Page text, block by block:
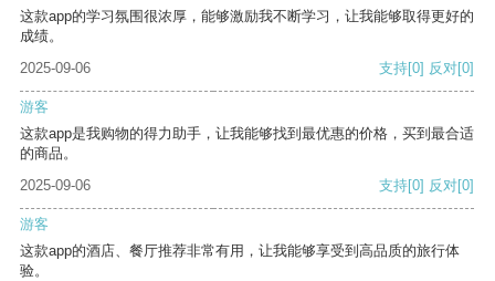
这款app的学习氛围很浓厚，能够激励我不断学习，让我能够取得更好的
成绩。
2025-09-06
支持[0] 反对[0]
游客
这款app是我购物的得力助手，让我能够找到最优惠的价格，买到最合适
的商品。
2025-09-06
支持[0] 反对[0]
游客
这款app的酒店、餐厅推荐非常有用，让我能够享受到高品质的旅行体
验。